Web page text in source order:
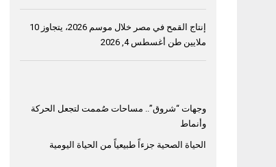
إنتاج القمح في مصر خلال موسم 2026، يتجاوز 10
ملايين طن أغسطس 4, 2026
وجهات “شروق”.. مساحات صُممت لتجعل الحركة
وأنماط
الحياة الصحية جزءاً طبيعياً من الحياة اليومية